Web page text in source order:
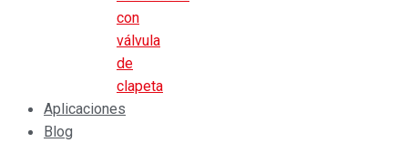
con
válvula
de
clapeta
Aplicaciones
Blog